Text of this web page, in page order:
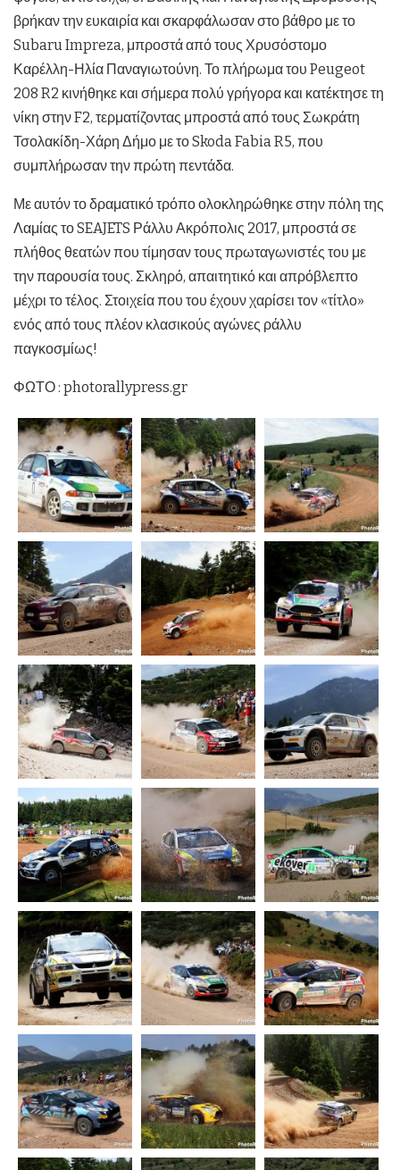
βρήκαν την ευκαιρία και σκαρφάλωσαν στο βάθρο με το
Subaru Impreza, μπροστά από τους Χρυσόστομο
Καρέλλη-Ηλία Παναγιωτούνη. Το πλήρωμα του Peugeot
208 R2 κινήθηκε και σήμερα πολύ γρήγορα και κατέκτησε τη
νίκη στην F2, τερματίζοντας μπροστά από τους Σωκράτη
Τσολακίδη-Χάρη Δήμο με το Skoda Fabia R5, που
συμπλήρωσαν την πρώτη πεντάδα.
Με αυτόν το δραματικό τρόπο ολοκληρώθηκε στην πόλη της
Λαμίας το SEAJETS Ράλλυ Ακρόπολις 2017, μπροστά σε
πλήθος θεατών που τίμησαν τους πρωταγωνιστές του με
την παρουσία τους. Σκληρό, απαιτητικό και απρόβλεπτο
μέχρι το τέλος. Στοιχεία που του έχουν χαρίσει τον «τίτλο»
ενός από τους πλέον κλασικούς αγώνες ράλλυ
παγκοσμίως!
ΦΩΤΟ : photorallypress.gr